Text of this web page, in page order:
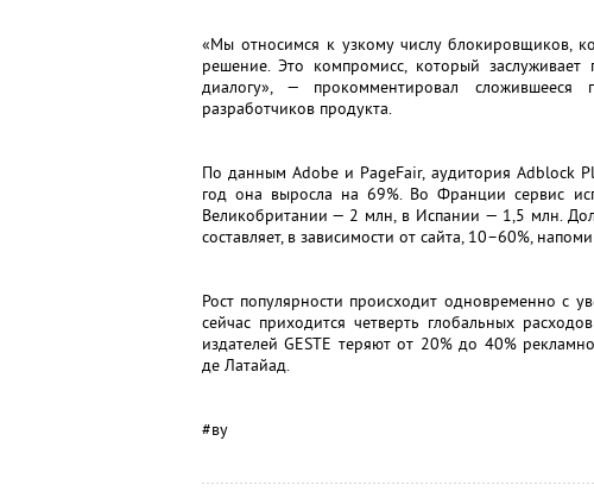
«Мы относимся к узкому числу блокировщиков,
решение. Это компромисс, который
диалогу», — прокомментировал сложившееся
разработчиков продукта.
По данным Adobe и PageFair, аудитория Adblock
год она выросла на 69%. Во Франции сервис
Великобритании — 2 млн, в Испании — 1,5 млн.
составляет, в зависимости от сайта, 10–60%,
Рост популярности происходит одновременно с
сейчас приходится четверть глобальных
издателей GESTE теряют от 20% до 40%
де Латайад.
#ву